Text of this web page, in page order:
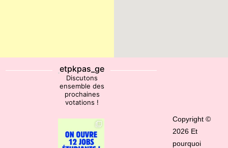
etpkpas_ge
Discutons
ensemble des
prochaines
votations !
Copyright ©
2026 Et
pourquoi